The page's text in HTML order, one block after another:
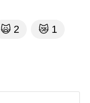
🙀 2 😿 1